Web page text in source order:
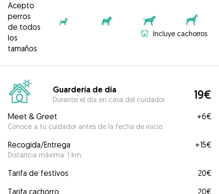
Acepto
perros
de todos
los
tamaños
Incluye cachorros
Guardería de día
Durante el día en casa del cuidador 19€
Meet & Greet
Conoce a tu cuidador antes de la fecha de inicio.
+6€
Recogida/Entrega
Distancia máxima: 1 km
+15€
Tarifa de festivos
20€
Tarifa cachorro
20€